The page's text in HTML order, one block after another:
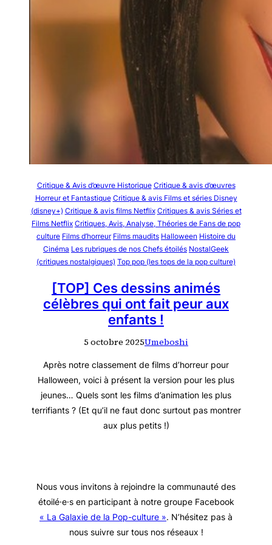
Critique & Avis d’œuvre Historique Critique & avis d’œuvres
Horreur et Fantastique Critique & avis Films et séries Disney
(disney+) Critique & avis films Netflix Critiques & avis Séries et
Films Netflix Critiques, Avis, Analyse, Théories de Fans de pop
culture Films d’horreur Films maudits Halloween Histoire du
Cinéma Les rubriques de nos Chefs étoilés NostalGeek
(critiques nostalgiques) Top pop (les tops de la pop culture)
[TOP] Ces dessins animés
célèbres qui ont fait peur aux
enfants !
5 octobre 2025Umeboshi
Après notre classement de films d’horreur pour
Halloween, voici à présent la version pour les plus
jeunes… Quels sont les films d’animation les plus
terrifiants ? (Et qu’il ne faut donc surtout pas montrer
aux plus petits !)
Nous vous invitons à rejoindre la communauté des
étoilé·e·s en participant à notre groupe Facebook
« La Galaxie de la Pop-culture ». N’hésitez pas à
nous suivre sur tous nos réseaux !